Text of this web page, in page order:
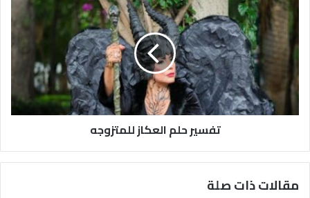
تفسير حلم العكاز للمتزوجه
مقالات ذات صلة